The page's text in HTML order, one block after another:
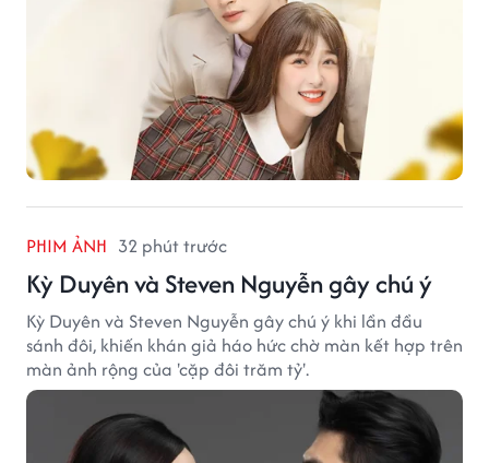
PHIM ẢNH 32 phút trước
Kỳ Duyên và Steven Nguyễn gây chú ý
Kỳ Duyên và Steven Nguyễn gây chú ý khi lần đầu
sánh đôi, khiến khán giả háo hức chờ màn kết hợp trên
màn ảnh rộng của 'cặp đôi trăm tỷ'.